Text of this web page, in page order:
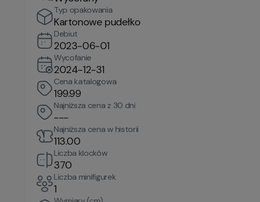
Typ opakowania
Kartonowe pudełko
Debiut
2023-06-01
Wycofanie
2024-12-31
Cena katalogowa
199.99
Najniższa cena z 30 dni
---
Najniższa cena w historii
113.00
Liczba klocków
370
Liczba minifigurek
1